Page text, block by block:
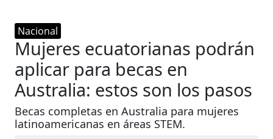
Nacional
Mujeres ecuatorianas podrán
aplicar para becas en
Australia: estos son los pasos
Becas completas en Australia para mujeres
latinoamericanas en áreas STEM.